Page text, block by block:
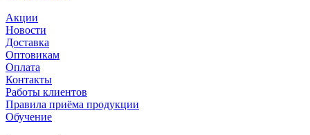
Акции
Новости
Доставка
Оптовикам
Оплата
Контакты
Работы клиентов
Правила приёма продукции
Обучение